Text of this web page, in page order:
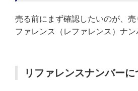
売る前にまず確認したいのが、売
ファレンス（レファレンス）ナン
リファレンスナンバーに